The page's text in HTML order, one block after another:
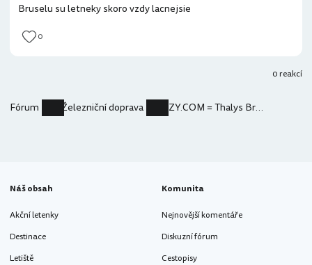
Bruselu su letneky skoro vzdy lacnejsie
0
0 reakcí
Fórum Železniční doprava IZY.COM = Thalys Brusel-Pariz-Brusel od 10e one way
Náš obsah
Akční letenky
Destinace
Letiště
Komunita
Nejnovější komentáře
Diskuzní fórum
Cestopisy